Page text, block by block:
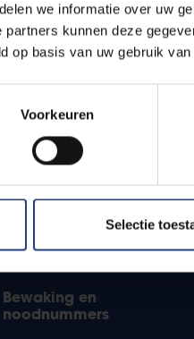
we informatie over uw
kunnen deze
op basis van uw gebruik
Voorkeuren
Selectie
van de pagina waar je de fout zag.
nl/studeren-aan-de-vub/alle-
Bewaking en
noodnummers